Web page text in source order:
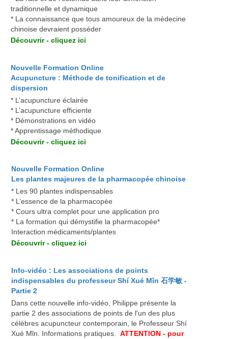
traditionnelle et dynamique
* La connaissance que tous amoureux de la médecine
chinoise devraient posséder
Découvrir - cliquez ici
Nouvelle Formation Online
Acupuncture : Méthode de tonification et de
dispersion
* L’acupuncture éclairée
* L’acupuncture efficiente
* Démonstrations en vidéo
* Apprentissage méthodique
Découvrir - cliquez ici
Nouvelle Formation Online
Les plantes majeures de la pharmacopée chinoise
* Les 90 plantes indispensables
* L’essence de la pharmacopée
* Cours ultra complet pour une application pro
* La formation qui démystifie la pharmacopée*
Interaction médicaments/plantes
Découvrir - cliquez ici
Info-vidéo : Les associations de points
indispensables du professeur Shí Xué Mǐn 石学敏 -
Partie 2
Dans cette nouvelle info-vidéo, Philippe présente la
partie 2 des associations de points de l'un des plus
célèbres acupuncteur contemporain, le Professeur Shí
Xué Mǐn. Informations pratiques. ATTENTION - pour